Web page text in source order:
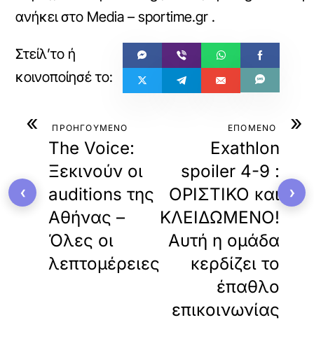
ανήκει στο Media – sportime.gr .
« ΠΡΟΗΓΟΥΜΕΝΟ
The Voice:
Ξεκινούν οι
auditions της
Αθήνας –
Όλες οι
λεπτομέρειες
»
ΕΠΟΜΕΝΟ
Exathlon
spoiler 4-9 :
ΟΡΙΣΤΙΚΟ και
ΚΛΕΙΔΩΜΕΝΟ!
Αυτή η ομάδα
κερδίζει το
έπαθλο
επικοινωνίας
‹ ›